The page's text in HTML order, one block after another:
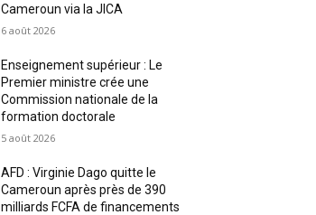
Cameroun via la JICA
6 août 2026
Enseignement supérieur : Le
Premier ministre crée une
Commission nationale de la
formation doctorale
5 août 2026
AFD : Virginie Dago quitte le
Cameroun après près de 390
milliards FCFA de financements